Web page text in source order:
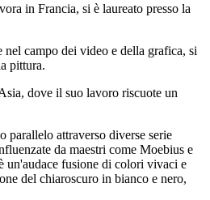
in Francia, si è laureato presso la
campo dei video e della grafica, si
pittura.
dove il suo lavoro riscuote un
parallelo attraverso diverse serie
da maestri come Moebius e
un'audace fusione di colori vivaci e
del chiaroscuro in bianco e nero,